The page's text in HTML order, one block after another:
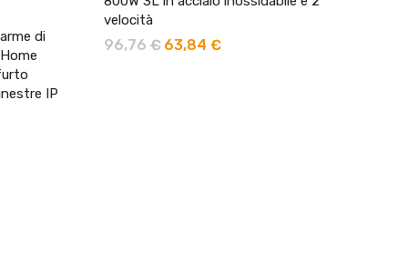
di
IP
velocità
96,76€ 63,84 €